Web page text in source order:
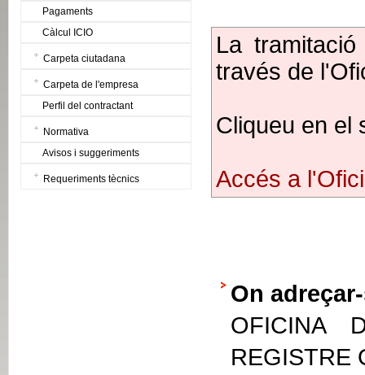
Pagaments
Càlcul ICIO
Carpeta ciutadana
Carpeta de l'empresa
Perfil del contractant
Normativa
Avisos i suggeriments
Requeriments tècnics
La
través de
Cliqueu en el
Accés a
On
OFICINA
REGISTRE